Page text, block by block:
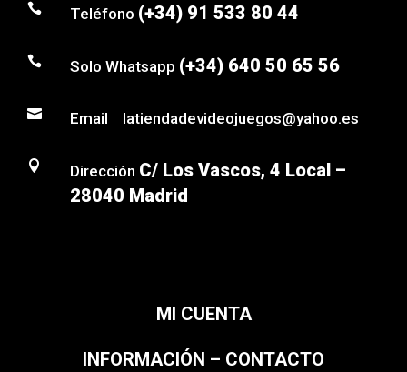
 Teléfono (+34) 91 533 80 44
 Solo Whatsapp (+34) 640 50 65 56
 Email latiendadevideojuegos@yahoo.es
 Dirección C/ Los Vascos, 4 Local –
28040 Madrid
MI CUENTA
INFORMACIÓN – CONTACTO